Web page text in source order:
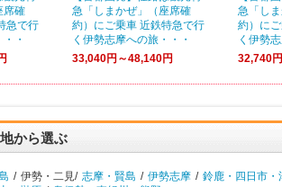
席確
急で行
・
急「しまかぜ」（座席確
約）にご乗車 近鉄特急で行
く伊勢志摩への旅・・・
33,040円～48,140円
急「し
約）に
く伊勢
32,740
から選ぶ
/ 伊勢・二見/ 志摩・賢島 / 伊勢志摩 / 鈴鹿・四日市・